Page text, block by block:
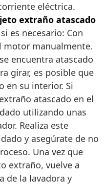
eléctrica.
extraño atascado
es necesario: Con
motor manualmente.
encuentra atascado
girar, es posible que
en su interior. Si
atascado en el
utilizando unas
Realiza este
y asegúrate de no
Una vez que
extraño, vuelve a
de la lavadora y